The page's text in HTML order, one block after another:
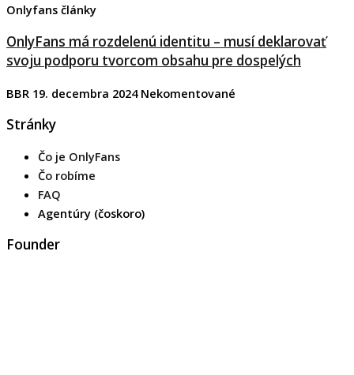
Onlyfans články
OnlyFans má rozdelenú identitu – musí deklarovať
svoju podporu tvorcom obsahu pre dospelých
BBR 19. decembra 2024 Nekomentované
Stránky
Čo je OnlyFans
Čo robíme
FAQ
Agentúry (čoskoro)
Founder